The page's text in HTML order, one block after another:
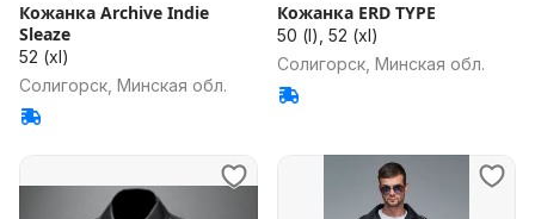
Кожанка Archive Indie
Sleaze
52 (xl)
Солигорск, Минская обл.
Кожанка ERD TYPE
50 (l), 52 (xl)
Солигорск, Минская обл.